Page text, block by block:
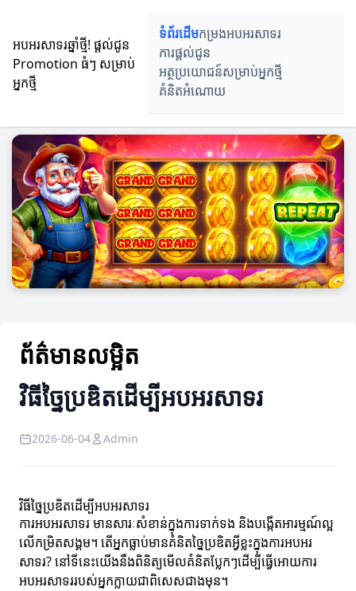
អបអរសាទរឆ្នាំថ្មី! ផ្តល់ជូន
Promotion ធំៗ សម្រាប់
អ្នកថ្មី
ទំព័រដើមកម្រងអបអរសាទរ
ការផ្តល់ជូន
អត្ថប្រយោជន៍សម្រាប់អ្នកថ្មី
គំនិតអំណោយ
ព័ត៌មានលម្អិត
វិធីច្នៃប្រឌិតដើម្បីអបអរសាទរ
2026-06-04 Admin
វិធីច្នៃប្រឌិតដើម្បីអបអរសាទរ
ការអបអរសាទរ មានសារៈសំខាន់ក្នុងការទាក់ទង និងបង្កើតអារម្មណ៍ល្អ
លើកម្រិតសង្គម។ តើអ្នកធ្លាប់មានគំនិតច្នៃប្រឌិតអ្វីខ្លះក្នុងការអបអរ
សាទរ? នៅទីនេះយើងនឹងពិនិត្យមើលគំនិតប្លែកៗដើម្បីធ្វើអោយការ
អបអរសាទររបស់អ្នកក្លាយជាពិសេសជាងមុន។